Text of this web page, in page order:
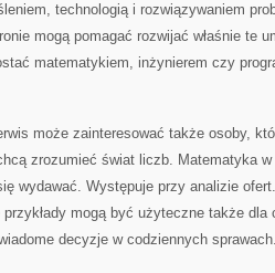
technologią i rozwiązywaniem
mogą pomagać rozwijać właśnie te
matematykiem, inżynierem czy
może zainteresować także osoby,
zrozumieć świat liczb. Matematyka w
wydawać. Występuje przy analizie
mogą być użyteczne także
decyzje w codziennych